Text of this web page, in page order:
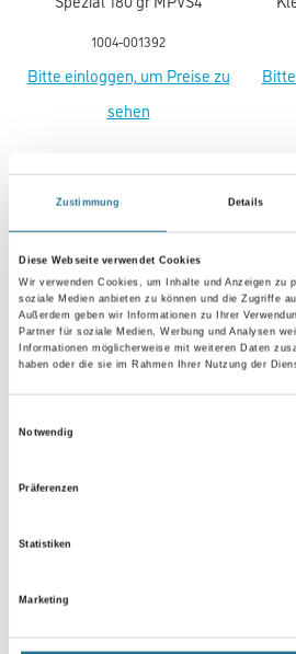
Zustimmung Details
Diese Webseite verwendet Cookies
Wir verwenden Cookies, um Inhalte und Anzeigen zu
soziale Medien anbieten zu können und die Zugriffe
Außerdem geben wir Informationen zu Ihrer
Partner für soziale Medien, Werbung und Analysen
Informationen möglicherweise mit weiteren Daten
haben oder die sie im Rahmen Ihrer Nutzung der
Notwendig
Präferenzen
Statistiken
Marketing
1004-001392
Bitte einloggen, um Preise zu
sehen
PRODUKTEIGENSCHAFTEN
Produkteigenschaft
- Diffusionsoffen
- Egalisiert Unebenheiten und Haarrisse
- Einfache Verarbeitung
- Mehrfach überstreichbar
- Schwer entflammbar